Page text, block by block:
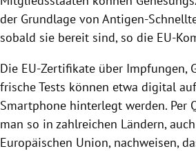
der Grundlage von Antigen-
sobald sie bereit sind, so die EU-
Die EU-Zertifikate über Impfungen,
frische Tests können etwa digital
Smartphone hinterlegt werden. Per
man so in zahlreichen Ländern,
Europäischen Union, nachweisen,